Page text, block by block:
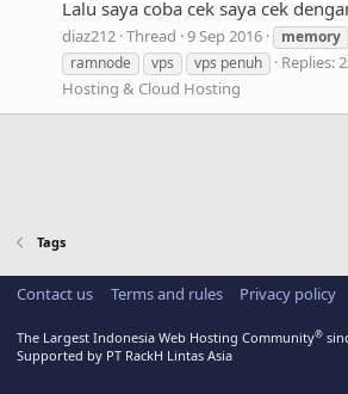
Lalu saya coba cek saya cek
diaz212 Thread 9 Sep 2016 memory
ramnode
vps vps penuh Replies:
Hosting & Cloud Hosting
Tags
Contact us Terms and rules Privacy policy
The Largest Indonesia Web Hosting Community®
Supported by PT RackH Lintas Asia